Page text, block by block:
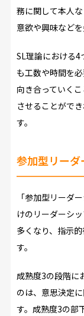
務に関して本人
意欲や興味など
SL理論における
も工数や時間を
向き合っていく
させることがで
す。
参加型リーダ
「参加型リーダ
けのリーダーシ
多くなり、指示
す。
成熟度3の段階に
のは、意思決定
す。成熟度3の部